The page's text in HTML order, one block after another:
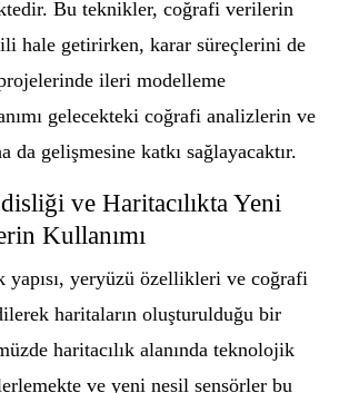
Bu teknikler, coğrafi verilerin
hale getirirken, karar süreçlerini de
ileri modelleme
gelecekteki coğrafi analizlerin ve
da gelişmesine katkı sağlayacaktır.
ve Haritacılıkta Yeni
Kullanımı
yapısı, yeryüzü özellikleri ve coğrafi
haritaların oluşturulduğu bir
haritacılık alanında teknolojik
ve yeni nesil sensörler bu